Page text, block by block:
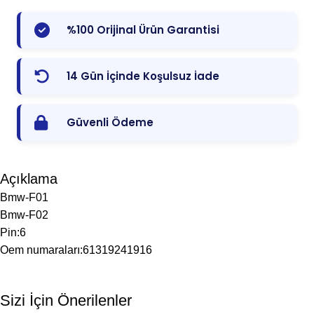
%100 Orijinal Ürün Garantisi
14 Gün İçinde Koşulsuz İade
Güvenli Ödeme
Açıklama
Bmw-F01
Bmw-F02
Pin:6
Oem numaraları:61319241916
Sizi İçin Önerilenler